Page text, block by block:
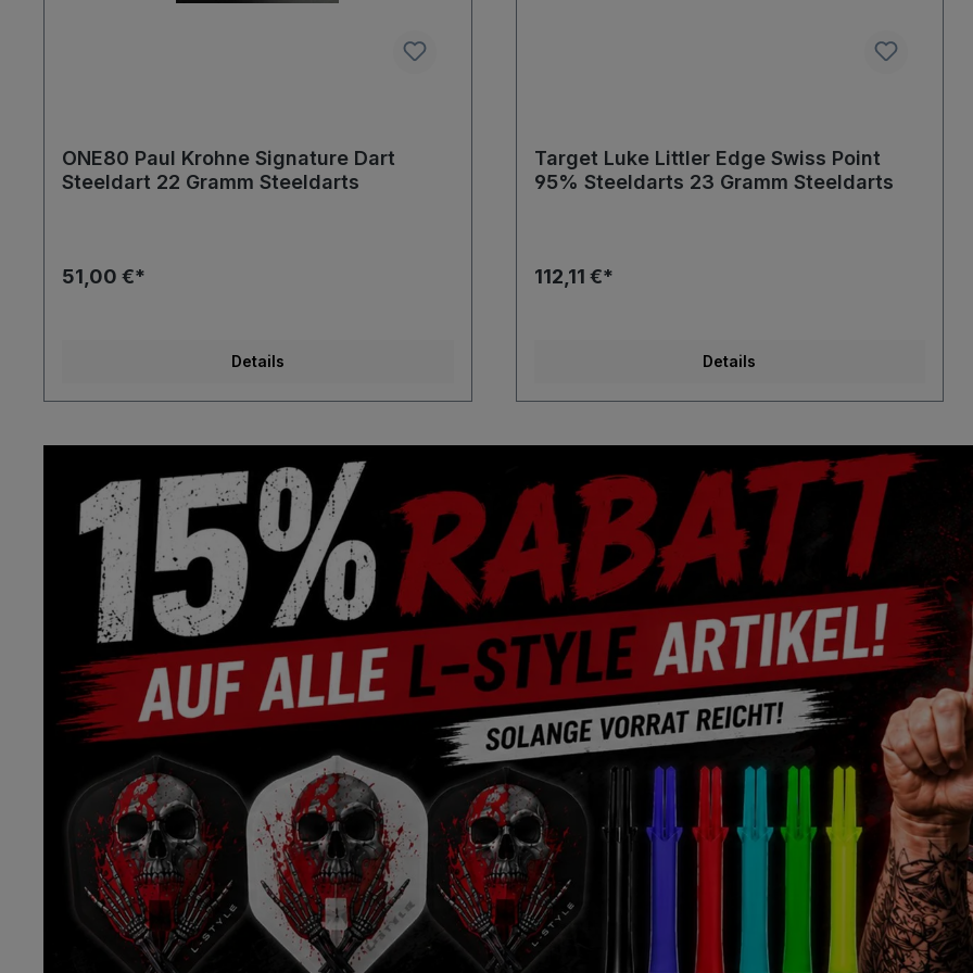
ONE80 Paul Krohne Signature Dart
Steeldart 22 Gramm Steeldarts
51,00 €*
Details
Target Luke Littler Edge Swiss Point
95% Steeldarts 23 Gramm Steeldarts
112,11 €*
Details